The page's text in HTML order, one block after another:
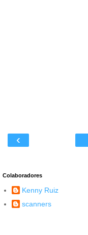
‹
Colaboradores
Kenny Ruiz
scanners